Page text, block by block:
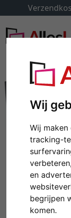
Wij
Wij
tracking-
en
begrijpen
komen.
Terug